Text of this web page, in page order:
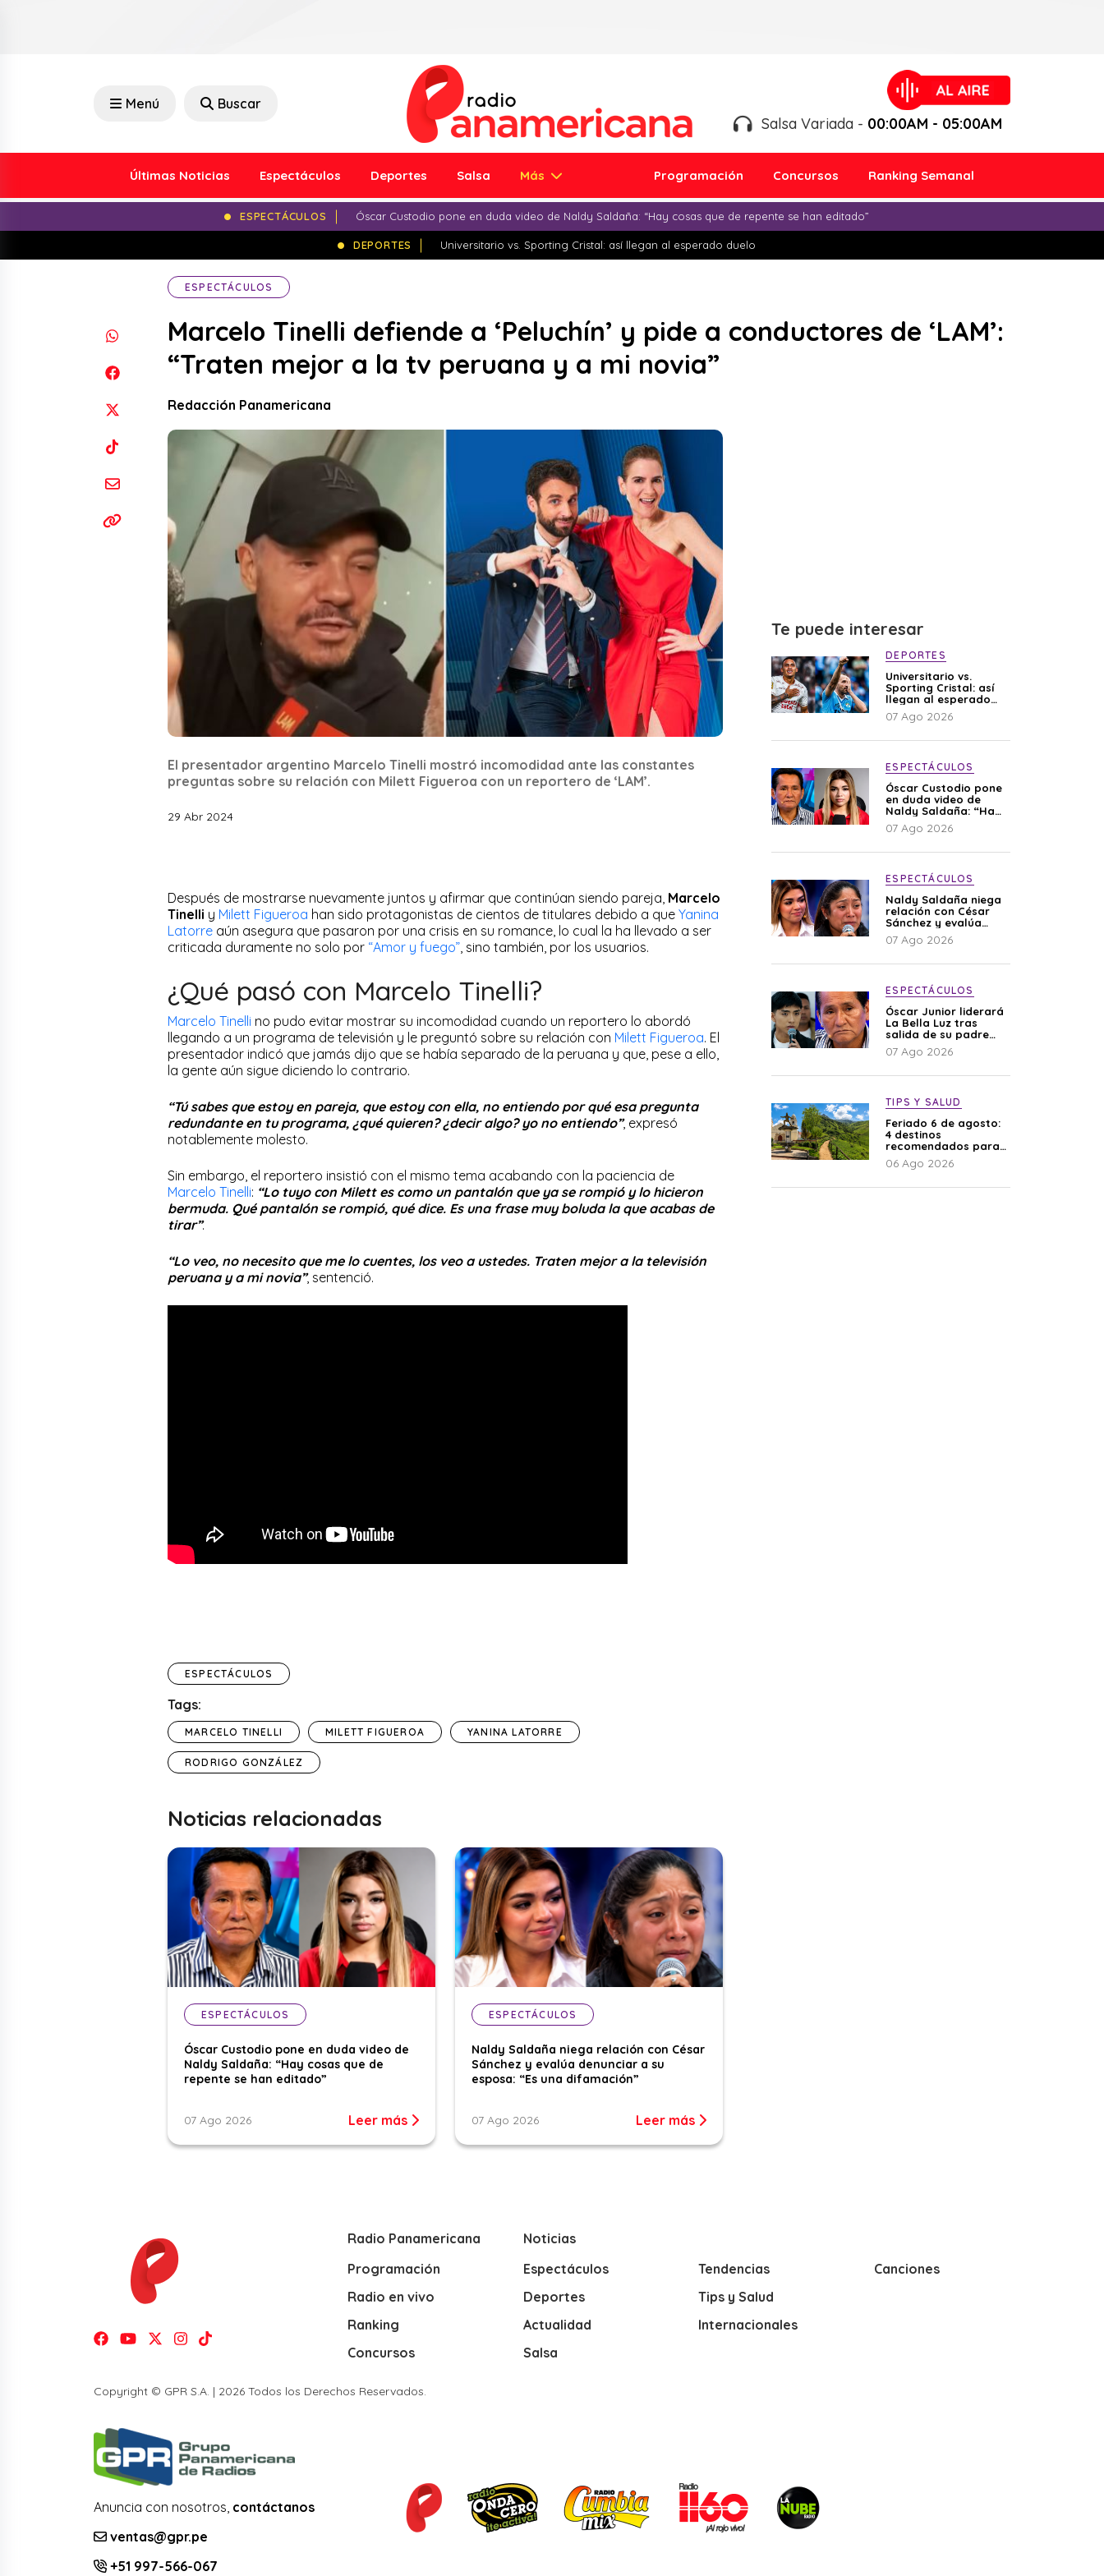
Menú Buscar
Salsa Variada - 00:00AM - 05:00AM
Últimas Noticias Espectáculos Deportes Salsa Más Programación Concursos Ranking Semanal
ESPECTÁCULOS Óscar Custodio pone en duda video de Naldy Saldaña: “Hay cosas que de repente se han editado”
DEPORTES Universitario vs. Sporting Cristal: así llegan al esperado duelo
ESPECTÁCULOS
Marcelo Tinelli defiende a ‘Peluchín’ y pide a conductores de ‘LAM’:
“Traten mejor a la tv peruana y a mi novia”
Redacción Panamericana
El presentador argentino Marcelo Tinelli mostró incomodidad ante las constantes
preguntas sobre su relación con Milett Figueroa con un reportero de ‘LAM’.
29 Abr 2024
Después de mostrarse nuevamente juntos y afirmar que continúan siendo pareja, Marcelo
Tinelli y Milett Figueroa han sido protagonistas de cientos de titulares debido a que Yanina
Latorre aún asegura que pasaron por una crisis en su romance, lo cual la ha llevado a ser
criticada duramente no solo por “Amor y fuego” , sino también, por los usuarios.
¿Qué pasó con Marcelo Tinelli?
Marcelo Tinelli no pudo evitar mostrar su incomodidad cuando un reportero lo abordó
llegando a un programa de televisión y le preguntó sobre su relación con Milett Figueroa. El
presentador indicó que jamás dijo que se había separado de la peruana y que, pese a ello,
la gente aún sigue diciendo lo contrario.
“Tú sabes que estoy en pareja, que estoy con ella, no entiendo por qué esa pregunta
redundante en tu programa, ¿qué quieren? ¿decir algo? yo no entiendo”, expresó
notablemente molesto.
Sin embargo, el reportero insistió con el mismo tema acabando con la paciencia de
Marcelo Tinelli: “Lo tuyo con Milett es como un pantalón que ya se rompió y lo hicieron
bermuda. Qué pantalón se rompió, qué dice. Es una frase muy boluda la que acabas de
tirar”.
“Lo veo, no necesito que me lo cuentes, los veo a ustedes. Traten mejor a la televisión
peruana y a mi novia”, sentenció.
ESPECTÁCULOS
Tags:
MARCELO TINELLI MILETT FIGUEROA YANINA LATORRE
RODRIGO GONZÁLEZ
Noticias relacionadas
ESPECTÁCULOS
Óscar Custodio pone en duda video de
Naldy Saldaña: “Hay cosas que de
repente se han editado”
07 Ago 2026 Leer más
ESPECTÁCULOS
Naldy Saldaña niega relación con César
Sánchez y evalúa denunciar a su
esposa: “Es una difamación”
07 Ago 2026 Leer más
Te puede interesar
DEPORTES
Universitario vs.
Sporting Cristal: así
llegan al esperado
duelo
07 Ago 2026
ESPECTÁCULOS
Óscar Custodio pone
en duda video de
Naldy Saldaña: “Hay
cosas que de repente
se han editado”
07 Ago 2026
ESPECTÁCULOS
Naldy Saldaña niega
relación con César
Sánchez y evalúa
denunciar a su
esposa: “Es una
07 Ago 2026
ESPECTÁCULOS
Óscar Junior liderará
La Bella Luz tras
salida de su padre
por polémica con
Naldy Saldaña
07 Ago 2026
TIPS Y SALUD
Feriado 6 de agosto:
4 destinos
recomendados para
disfrutar el descanso
06 Ago 2026
Radio Panamericana
Programación
Radio en vivo
Ranking
Concursos
Noticias
Espectáculos
Deportes
Actualidad
Salsa
Tendencias
Tips y Salud
Internacionales
Canciones
Copyright © GPR S.A. | 2026 Todos los Derechos Reservados.
Anuncia con nosotros, contáctanos
ventas@gpr.pe
+51 997-566-067